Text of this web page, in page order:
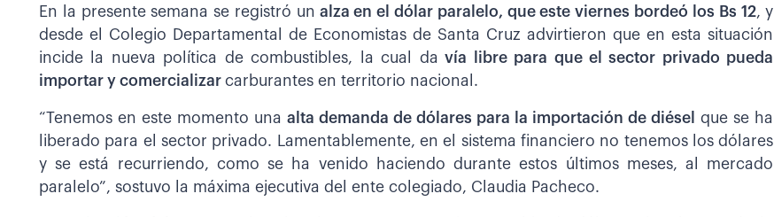
En la presente semana se registró un alza en el dólar paralelo, que este viernes bordeó los Bs 12, y
desde el Colegio Departamental de Economistas de Santa Cruz advirtieron que en esta situación
incide la nueva política de combustibles, la cual da vía libre para que el sector privado pueda
importar y comercializar carburantes en territorio nacional.
“Tenemos en este momento unaalta demanda de dólares para la importación de diésel
que se ha
liberado para el sector privado. Lamentablemente, en el sistema financiero no tenemos los dólares
y se está recurriendo, como se ha venido haciendo durante estos últimos meses, al mercado
paralelo”, sostuvo la máxima ejecutiva del ente colegiado, Claudia Pacheco.